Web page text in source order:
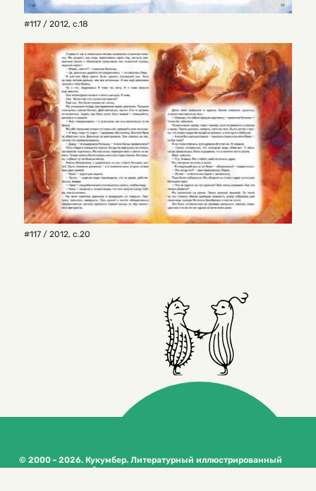
#117 / 2012, с.18
#117 / 2012, с.20
© 2000 – 2026. Кукумбер. Литературный иллюстрированный
журнал для детей